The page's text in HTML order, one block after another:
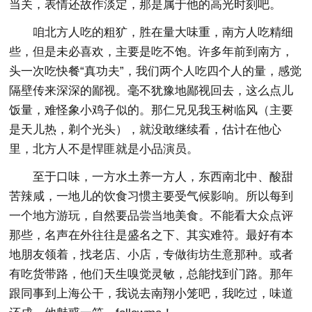
当关，表情还故作淡定，那是属于他的高光时刻吧。
咱北方人吃的粗犷，胜在量大味重，南方人吃精细
些，但是未必喜欢，主要是吃不饱。许多年前到南方，
头一次吃快餐“真功夫”，我们两个人吃四个人的量，感觉
隔壁传来深深的鄙视。毫不犹豫地鄙视回去，这么点儿
饭量，难怪象小鸡子似的。那仁兄见我玉树临风（主要
是天儿热，剃个光头），就没敢继续看，估计在他心
里，北方人不是悍匪就是小品演员。
至于口味，一方水土养一方人，东西南北中、酸甜
苦辣咸，一地儿的饮食习惯主要受气候影响。所以每到
一个地方游玩，自然要品尝当地美食。不能看大众点评
那些，名声在外往往是盛名之下、其实难符。最好有本
地朋友领着，找老店、小店，专做街坊生意那种。或者
有吃货带路，他们天生嗅觉灵敏，总能找到门路。那年
跟同事到上海公干，我说去南翔小笼吧，我吃过，味道